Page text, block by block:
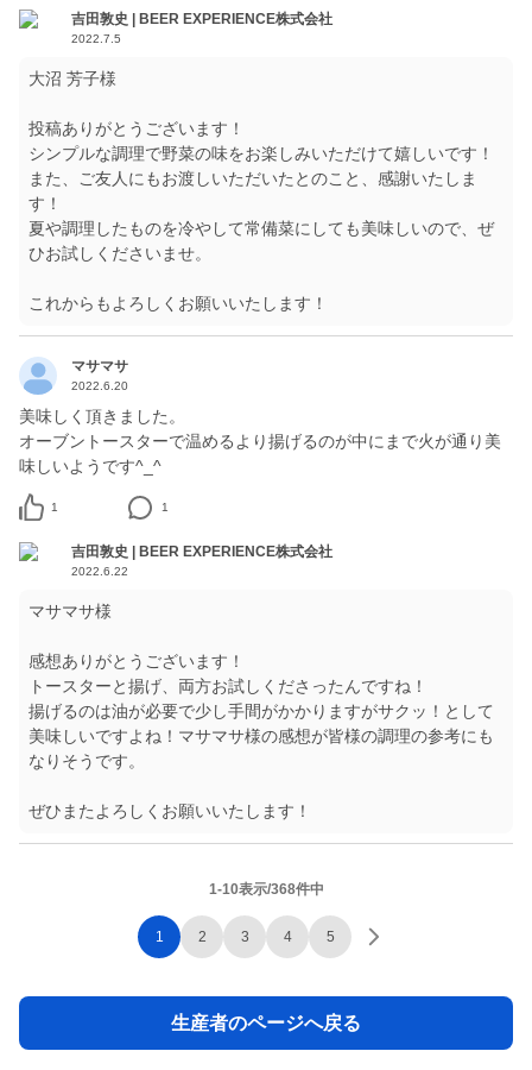
吉田敦史 | BEER EXPERIENCE株式会社
2022.7.5
大沼 芳子様
投稿ありがとうございます！
シンプルな調理で野菜の味をお楽しみいただけて嬉しいです！
また、ご友人にもお渡しいただいたとのこと、感謝いたしま
す！
夏や調理したものを冷やして常備菜にしても美味しいので、ぜ
ひお試しくださいませ。
マサマサ
2022.6.20
美味しく頂きました。
オーブントースターで温めるより揚げるのが中にまで火が通り美
味しいようです^_^
1 1
吉田敦史 | BEER EXPERIENCE株式会社
2022.6.22
マサマサ様
感想ありがとうございます！
トースターと揚げ、両方お試しくださったんですね！
揚げるのは油が必要で少し手間がかかりますがサクッ！として
美味しいですよね！マサマサ様の感想が皆様の調理の参考にも
なりそうです。
ぜひまたよろしくお願いいたします！
1-10表示/368件中
1 2 3 4 5
生産者のページへ戻る